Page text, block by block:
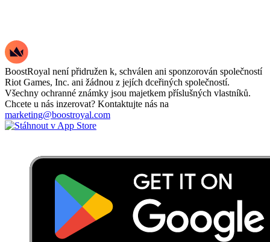
BoostRoyal není přidružen k, schválen ani sponzorován společností
Riot Games, Inc. ani žádnou z jejích dceřiných společností.
Všechny ochranné známky jsou majetkem příslušných vlastníků.
Chcete u nás inzerovat? Kontaktujte nás na
marketing@boostroyal.com